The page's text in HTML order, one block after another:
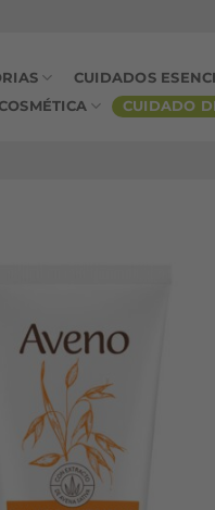
CUIDADOS
CUIDADO